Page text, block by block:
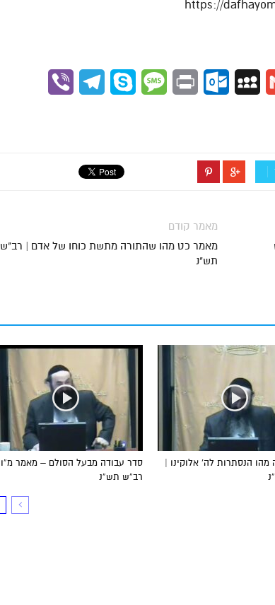
Gmail
MySpace
Outlook.com
Print
Message
Skype
Telegram
מאמר קודם
מאמר כט מהו שהתורה מתשת כוחו של אדם | רב"ש
תש"נ
סדר עבודה מבעל הסולם – מאמר מ”ו |
רב”ש תש”נ
הנסתרות לה’ אלוקינו |